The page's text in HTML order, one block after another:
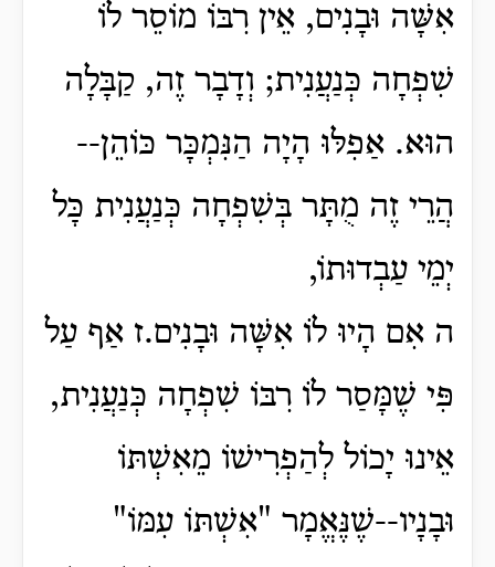
אִשָּׁה וּבָנִים, אֵין רִבּוֹ מוֹסֵר לוֹ
שִׁפְחָה כְּנַעֲנִית; וְדָבָר זֶה, קַבָּלָה
הוּא. אַפִלּוּ הָיָה הַנִּמְכָּר כּוֹהֵן--
הֲרֵי זֶה מֻתָּר בְּשִׁפְחָה כְּנַעֲנִית כָּל
יְמֵי עַבְדוּתוֹ,
ה אִם הָיוּ לוֹ אִשָּׁה וּבָנִים.ז אַף עַל
פִּי שֶׁמָּסַר לוֹ רִבּוֹ שִׁפְחָה כְּנַעֲנִית,
אֵינוּ יָכוֹל לְהַפְרִישׁוֹ מֵאִשְׁתּוֹ
וּבָנָיו--שֶׁנֶּאֱמָר "אִשְׁתּוֹ עִמּוֹ"